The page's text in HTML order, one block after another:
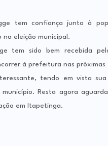
tem confiança junto à
eleição municipal.
tem sido bem recebida
à prefeitura nas próximas
tendo em vista
Resta agora
em Itapetinga.